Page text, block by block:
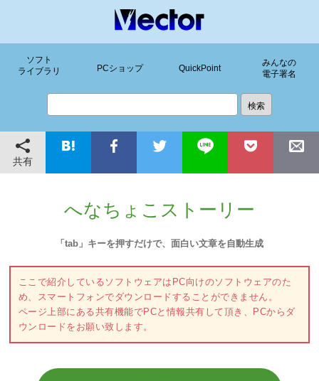
ソフト
ライブラリ
PCショップ QuickPoint
みんなの
電子署名
共有
へなちょこストーリー
「tab」キーを押すだけで、面白い文章を自動生成
ここで紹介しているソフトウェアはPC向けのソフトウェアのた
め、スマートフォンでダウンロードすることができません。
ページ上部にある共有機能でPCと情報共有して頂き、PCからダ
ウンロードをお願い致します。